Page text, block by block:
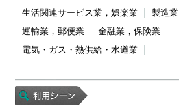
生活関連サービス業，娯楽業
製造業
運輸業，郵便業
金融業，保険業
電気・ガス・熱供給・水道業